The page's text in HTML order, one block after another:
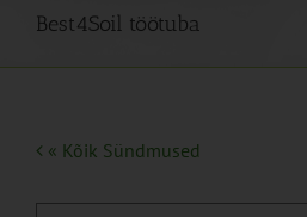
Best4Soil töötuba
« Kõik Sündmused